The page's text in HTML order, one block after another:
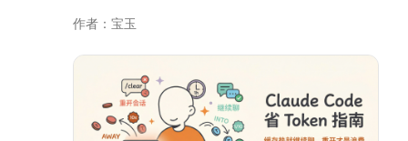
作者： 宝玉